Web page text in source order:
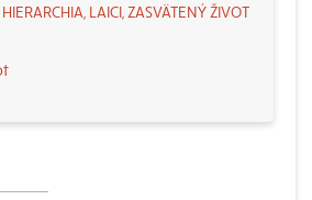
LAICI, ZASVÄTENÝ ŽIVOT